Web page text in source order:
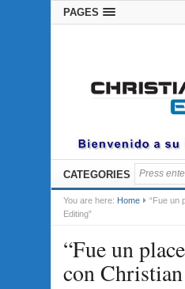
PAGES
CATEGORIES
You are here: Home
“Fue un
Editing”
“Fue un
con